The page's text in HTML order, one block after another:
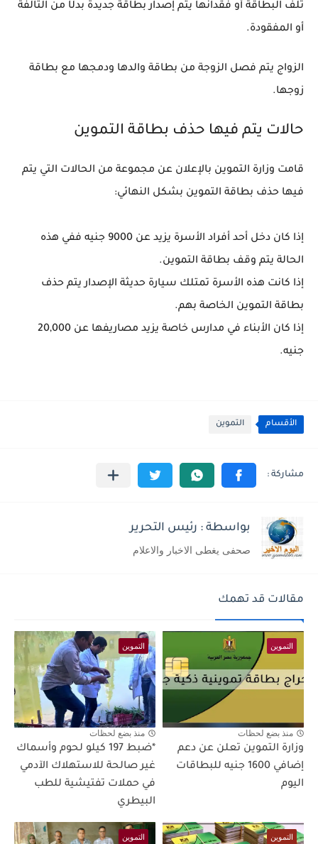
تلف البطاقة أو فقدانها يتم إصدار بطاقة جديدة بدلًا من التالفة
أو المفقودة.
الزواج يتم فصل الزوجة من بطاقة والدها ودمجها مع بطاقة
زوجها.
حالات يتم فيها حذف بطاقة التموين
‏قامت وزارة التموين بالإعلان عن مجموعة من الحالات التي يتم
فيها حذف بطاقة التموين بشكل النهائي:
‏إذا كان دخل أحد أفراد الأسرة يزيد عن 9000 جنيه ففي هذه
الحالة يتم وقف بطاقة التموين.
‏إذا كانت هذه الأسرة تمتلك سيارة حديثة الإصدار يتم حذف
بطاقة التموين الخاصة بهم.
‏إذا كان الأبناء في مدارس خاصة يزيد مصاريفها عن 20,000
جنيه.
الأقسام التموين
بواسطة : رئيس التحرير
صحفى يغطى الاخبار والاعلام
مقالات قد تهمك
التموين
منذ بضع لحظات
وزارة التموين تعلن عن دعم
إضافي 1600 جنيه للبطاقات
اليوم
التموين
منذ بضع لحظات
*ضبط 197 كيلو لحوم وأسماك
غير صالحة للاستهلاك الآدمي
في حملات تفتيشية للطب
البيطري
التموين التموين